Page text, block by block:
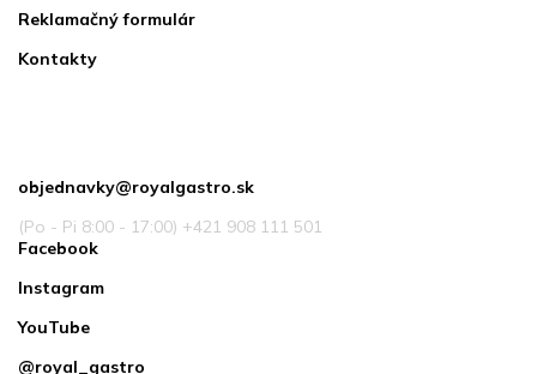
Reklamačný formulár
Kontakty
objednavky@royalgastro.sk
(Po - Pi 8:00 - 17:00) +421 908 111 501
Facebook
Instagram
YouTube
@royal_gastro